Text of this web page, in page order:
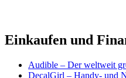
Einkaufen und
Audible – Der weltweit
DecalGirl – Handy- und